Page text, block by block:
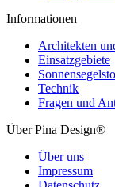
Informationen
Architekten
Einsatzgebiete
Technik
Fragen und
Über Pina Design®
Über uns
Impressum